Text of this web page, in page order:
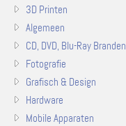
3D Printen
Algemeen
CD, DVD, Blu-Ray Branden
Fotografie
Grafisch & Design
Hardware
Mobile Apparaten